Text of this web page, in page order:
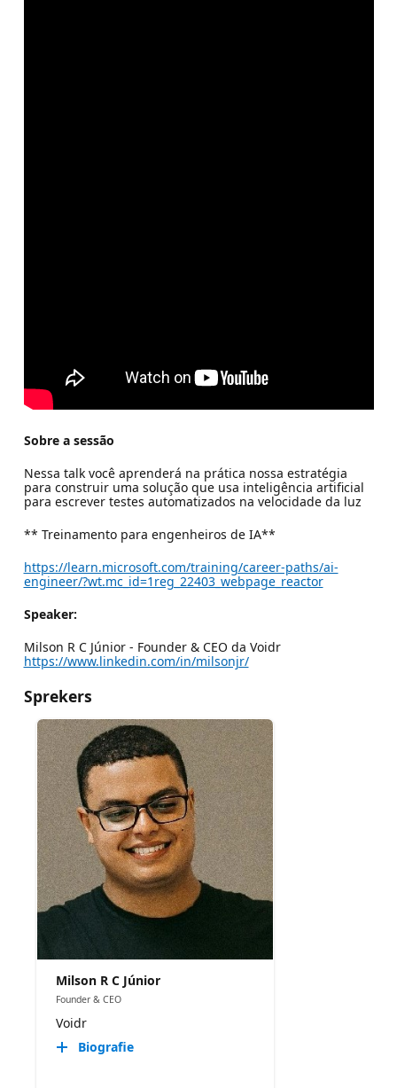
Sobre a sessão
Nessa talk você aprenderá na prática nossa estratégia
para construir uma solução que usa inteligência artificial
para escrever testes automatizados na velocidade da luz
** Treinamento para engenheiros de IA**
https://learn.microsoft.com/training/career-paths/ai-
engineer/?wt.mc_id=1reg_22403_webpage_reactor
Speaker:
Milson R C Júnior - Founder & CEO da Voidr
https://www.linkedin.com/in/milsonjr/
Sprekers
Milson R C Júnior
Founder & CEO
Voidr
Biografie